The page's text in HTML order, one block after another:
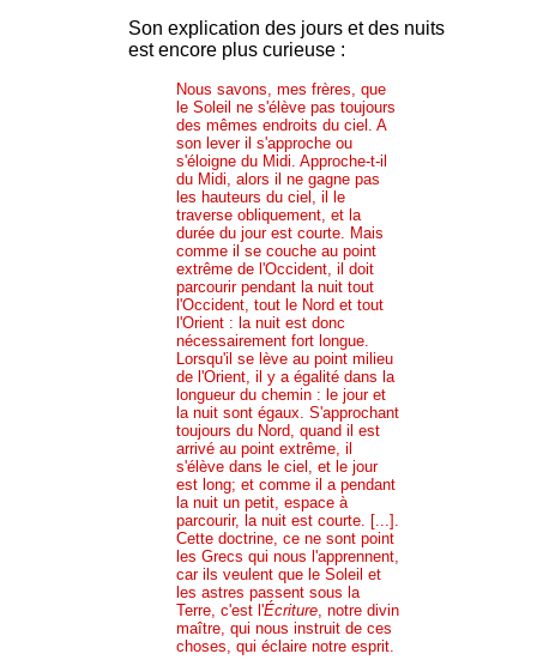
Son explication des jours et des nuits
est encore plus curieuse :
Nous savons, mes frères, que
le Soleil ne s'élève pas toujours
des mêmes endroits du ciel. A
son lever il s'approche ou
s'éloigne du Midi. Approche-t-il
du Midi, alors il ne gagne pas
les hauteurs du ciel, il le
traverse obliquement, et la
durée du jour est courte. Mais
comme il se couche au point
extrême de l'Occident, il doit
parcourir pendant la nuit tout
l'Occident, tout le Nord et tout
l'Orient : la nuit est donc
nécessairement fort longue.
Lorsqu'il se lève au point milieu
de l'Orient, il y a égalité dans la
longueur du chemin : le jour et
la nuit sont égaux. S'approchant
toujours du Nord, quand il est
arrivé au point extrême, il
s'élève dans le ciel, et le jour
est long; et comme il a pendant
la nuit un petit, espace à
parcourir, la nuit est courte. [...].
Cette doctrine, ce ne sont point
les Grecs qui nous l'apprennent,
car ils veulent que le Soleil et
les astres passent sous la
Terre, c'est l'Écriture , notre divin
maître, qui nous instruit de ces
choses, qui éclaire notre esprit.